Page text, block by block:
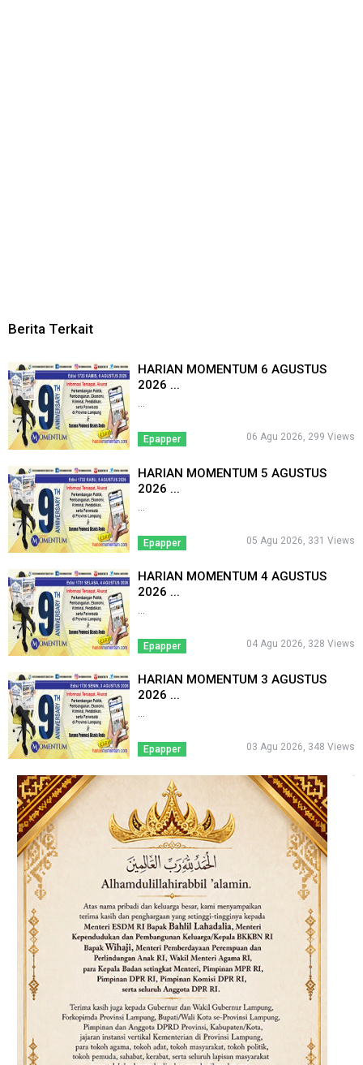
Berita Terkait
HARIAN MOMENTUM 6 AGUSTUS
2026 ...
...
Epapper 06 Agu 2026, 299 Views
HARIAN MOMENTUM 5 AGUSTUS
2026 ...
Epapper 05 Agu 2026, 331 Views
HARIAN MOMENTUM 4 AGUSTUS
2026 ...
...
Epapper 04 Agu 2026, 328 Views
HARIAN MOMENTUM 3 AGUSTUS
2026 ...
...
Epapper 03 Agu 2026, 348 Views